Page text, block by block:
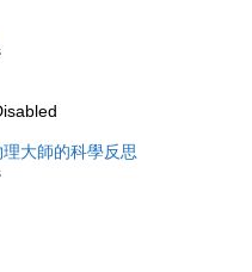
大師的科學反思